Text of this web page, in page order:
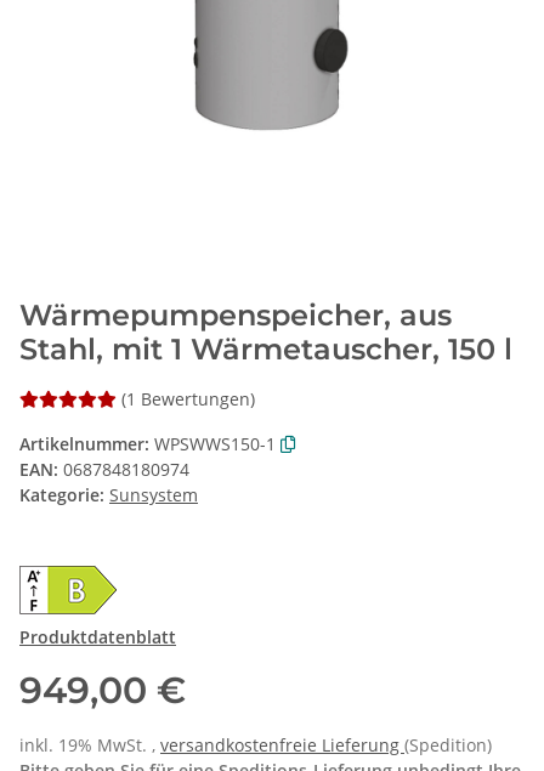
Wärmepumpenspeicher, aus
Stahl, mit 1 Wärmetauscher, 150 l
(1 Bewertungen)
Artikelnummer: WPSWWS150-1
EAN: 0687848180974
Kategorie: Sunsystem
Produktdatenblatt
949,00 €
inkl. 19% MwSt. , versandkostenfreie Lieferung (Spedition)